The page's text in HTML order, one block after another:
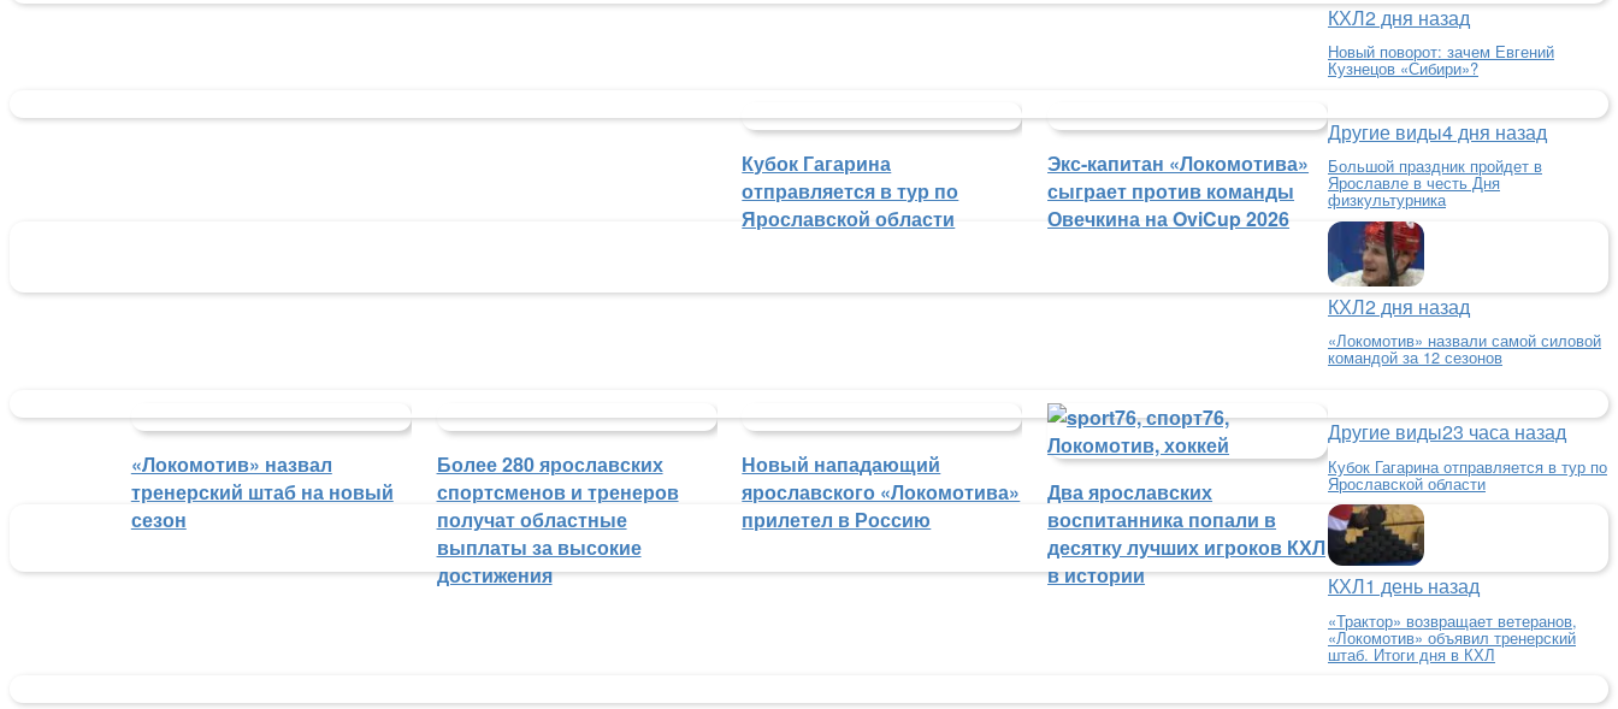
Кубок Гагарина
отправляется в тур по
Ярославской области
Экс-капитан «Локомотива»
сыграет против команды
Овечкина на OviCup 2026
«Локомотив» назвал
тренерский штаб на новый
сезон
Более 280 ярославских
спортсменов и тренеров
получат областные
выплаты за высокие
достижения
Новый нападающий
ярославского «Локомотива»
прилетел в Россию
Два ярославских
воспитанника попали в
десятку лучших игроков КХЛ
в истории
КХЛ2 дня назад
Новый поворот: зачем Евгений
Кузнецов «Сибири»?
Другие виды4 дня назад
Большой праздник пройдет в
Ярославле в честь Дня
физкультурника
КХЛ2 дня назад
«Локомотив» назвали самой силовой
командой за 12 сезонов
Другие виды23 часа назад
Кубок Гагарина отправляется в тур по
Ярославской области
КХЛ1 день назад
«Трактор» возвращает ветеранов,
«Локомотив» объявил тренерский
штаб. Итоги дня в КХЛ